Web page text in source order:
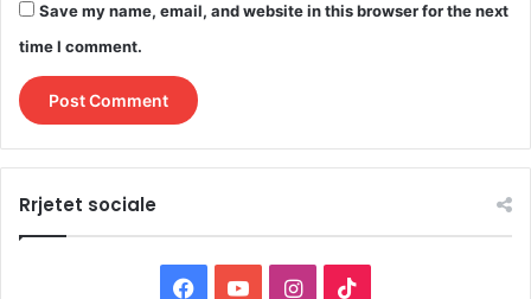
Save my name, email, and website in this browser for the next
time I comment.
Rrjetet sociale
I